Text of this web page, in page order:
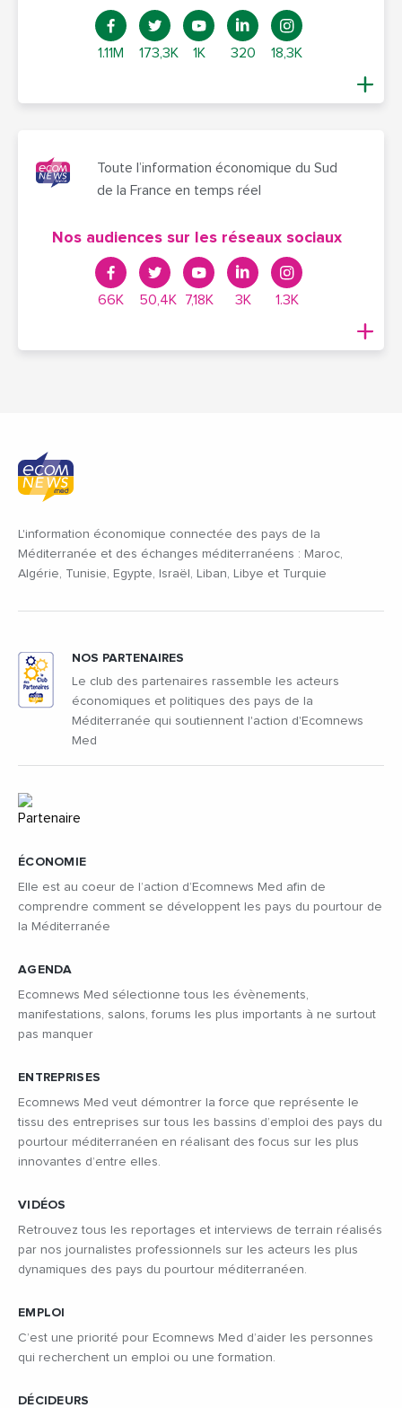
1.11M 173,3K 1K 320 18,3K
Toute l’information économique du Sud
de la France en temps réel
Nos audiences sur les réseaux sociaux
66K 50,4K 7,18K 3K 1.3K
L'information économique connectée des pays de la
Méditerranée et des échanges méditerranéens : Maroc,
Algérie, Tunisie, Egypte, Israël, Liban, Libye et Turquie
ÉCONOMIE
Elle est au coeur de l’action d’Ecomnews Med afin de
comprendre comment se développent les pays du pourtour de
la Méditerranée
AGENDA
Ecomnews Med sélectionne tous les évènements,
manifestations, salons, forums les plus importants à ne surtout
pas manquer
ENTREPRISES
Ecomnews Med veut démontrer la force que représente le
tissu des entreprises sur tous les bassins d’emploi des pays du
pourtour méditerranéen en réalisant des focus sur les plus
innovantes d’entre elles.
VIDÉOS
Retrouvez tous les reportages et interviews de terrain réalisés
par nos journalistes professionnels sur les acteurs les plus
dynamiques des pays du pourtour méditerranéen.
EMPLOI
C’est une priorité pour Ecomnews Med d’aider les personnes
qui recherchent un emploi ou une formation.
DÉCIDEURS
NOS PARTENAIRES
Le club des partenaires rassemble les acteurs
économiques et politiques des pays de la
Méditerranée qui soutiennent l'action d'Ecomnews
Med